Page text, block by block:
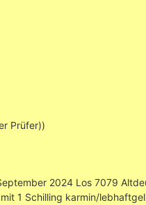
Prüfer))
2024 Los 7079
1 Schilling karmin/